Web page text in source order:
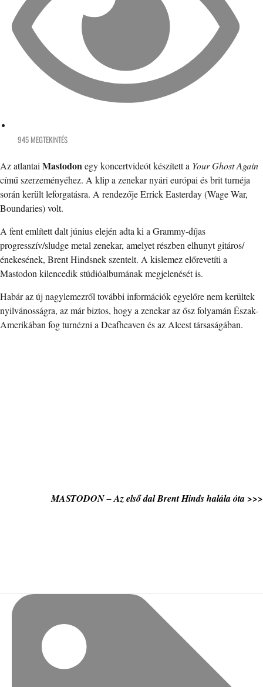
945 MEGTEKINTÉS
Az atlantai Mastodonegy koncertvideót készített a Your Ghost Again
című szerzeményéhez. A klip a zenekar nyári európai és brit turnéja
során került leforgatásra. A rendezője Errick Easterday (Wage War,
Boundaries) volt.
A fent említett dalt június elején adta ki a Grammy-díjas
progresszív/sludge metal zenekar, amelyet részben elhunyt gitáros/
énekesének, Brent Hindsnek szentelt. A kislemez előrevetíti a
Mastodon kilencedik stúdióalbumának megjelenését is.
Habár az új nagylemezről további információk egyelőre nem kerültek
nyilvánosságra, az már biztos, hogy a zenekar az ősz folyamán Észak-
Amerikában fog turnézni a Deafheaven és az Alcest társaságában.
MASTODON – Az első dal Brent Hinds halála óta >>>